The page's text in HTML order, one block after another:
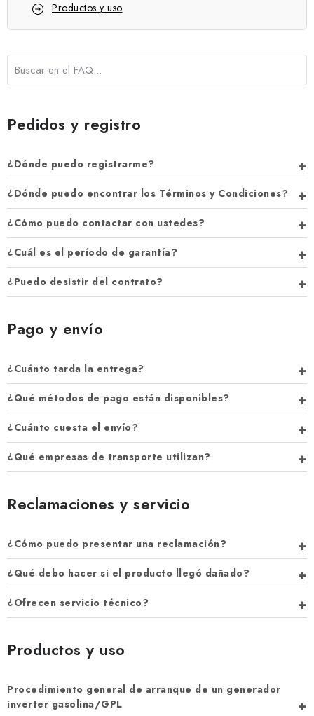
Política de Cookies
Desistimiento Envío y pago
FAQ
Manuales de generadores
Productos y uso
Pedidos y registro
¿Dónde puedo registrarme?
¿Dónde puedo encontrar los Términos y Condiciones?
¿Cómo puedo contactar con ustedes?
¿Cuál es el período de garantía?
¿Puedo desistir del contrato?
Pago y envío
¿Cuánto tarda la entrega?
¿Qué métodos de pago están disponibles?
¿Cuánto cuesta el envío?
¿Qué empresas de transporte utilizan?
Reclamaciones y servicio
¿Cómo puedo presentar una reclamación?
¿Qué debo hacer si el producto llegó dañado?
¿Ofrecen servicio técnico?
Productos y uso
Procedimiento general de arranque de un generador
inverter gasolina/GPL